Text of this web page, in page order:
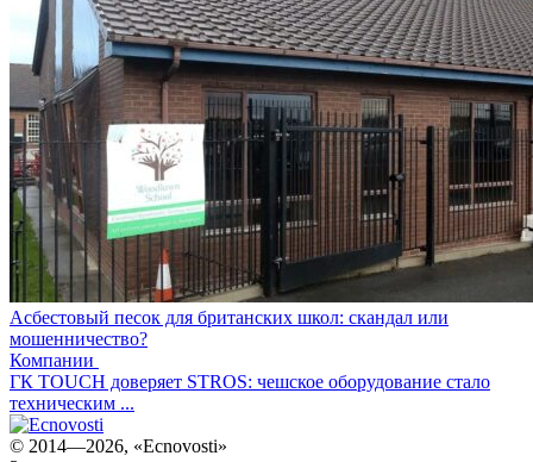
Асбестовый песок для британских школ: скандал или
мошенничество?
Компании
ГК TOUCH доверяет STROS: чешское оборудование стало
техническим ...
© 2014—2026, «Ecnovosti»